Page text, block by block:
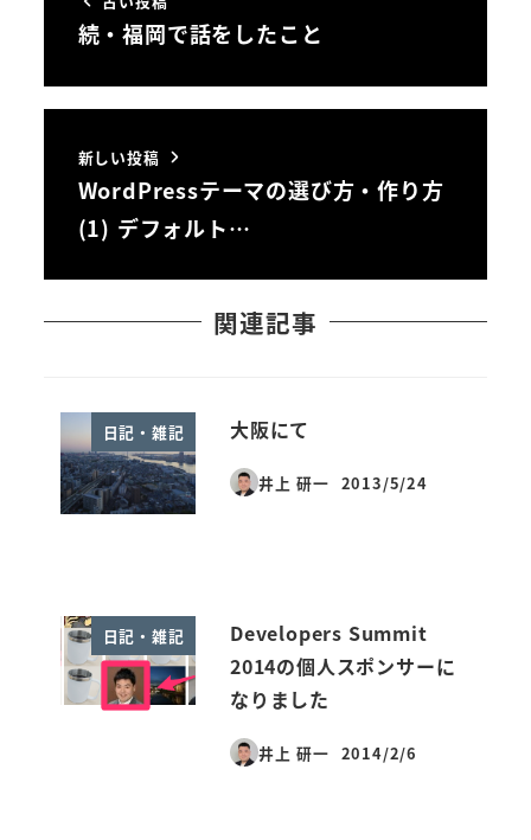
続・福岡で話をしたこと
新しい投稿
WordPressテーマの選び方・作り方
(1) デフォルト…
関連記事
日記・雑記 大阪にて
井上 研一
投稿日
2013/5/24
日記・雑記
Developers Summit
2014の個人スポンサーに
なりました
井上 研一
投稿日
2014/2/6